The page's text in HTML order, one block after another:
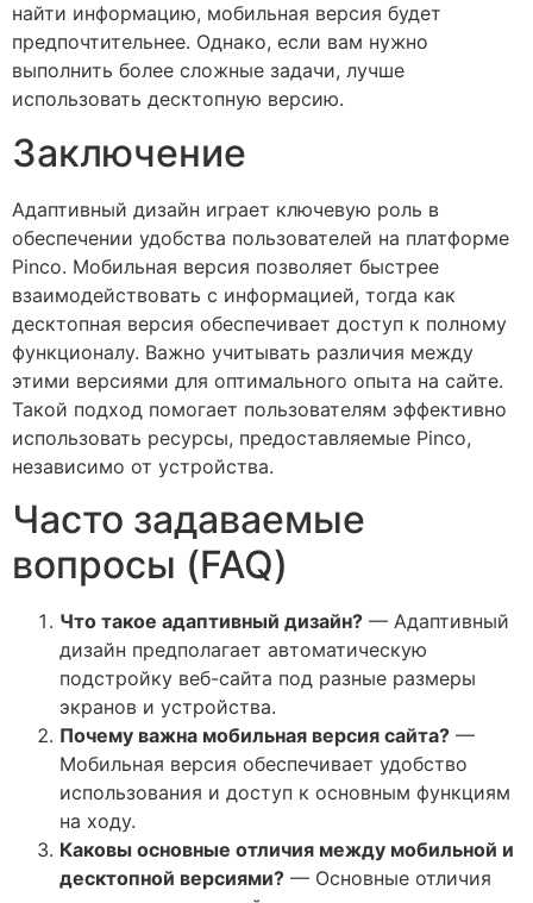
найти информацию, мобильная версия будет
предпочтительнее. Однако, если вам нужно
выполнить более сложные задачи, лучше
использовать десктопную версию.
Заключение
Адаптивный дизайн играет ключевую роль в
обеспечении удобства пользователей на платформе
Pinco. Мобильная версия позволяет быстрее
взаимодействовать с информацией, тогда как
десктопная версия обеспечивает доступ к полному
функционалу. Важно учитывать различия между
этими версиями для оптимального опыта на сайте.
Такой подход помогает пользователям эффективно
использовать ресурсы, предоставляемые Pinco,
независимо от устройства.
Часто задаваемые
вопросы (FAQ)
Что такое адаптивный дизайн? — Адаптивный
дизайн предполагает автоматическую
подстройку веб-сайта под разные размеры
экранов и устройства.
Почему важна мобильная версия сайта? —
Мобильная версия обеспечивает удобство
использования и доступ к основным функциям
на ходу.
Каковы основные отличия между мобильной и
десктопной версиями? — Основные отличия